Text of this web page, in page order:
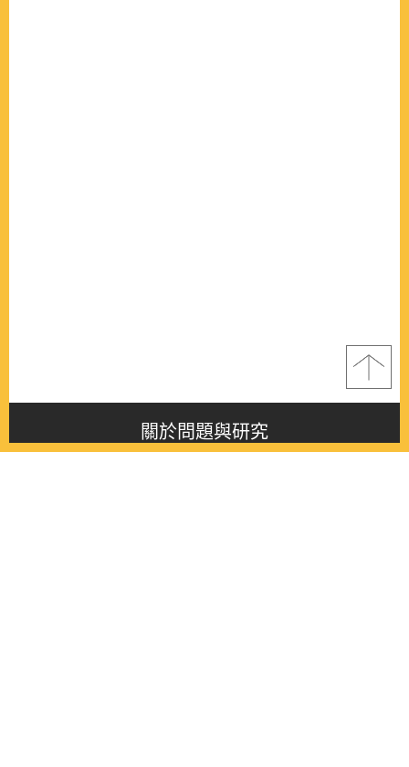
關於問題與研究
About this journal